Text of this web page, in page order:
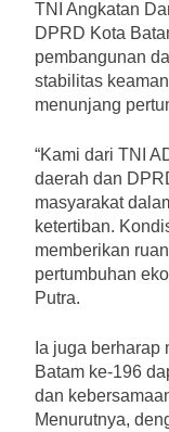
TNI Angkatan
DPRD Kota
pembangunan
stabilitas
menunjang
“Kami dari TNI
daerah dan
masyarakat
ketertiban.
memberikan
pertumbuhan
Putra.
Ia juga berharap
Batam ke-196
dan
Menurutnya,